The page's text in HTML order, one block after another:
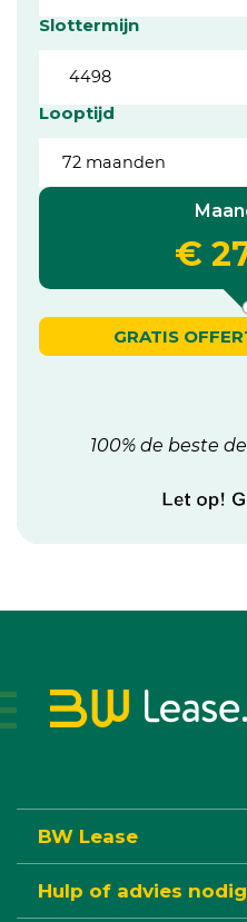
Slottermijn
Looptijd
€
GRATIS
100% de beste
BW Lease
Hulp of advies